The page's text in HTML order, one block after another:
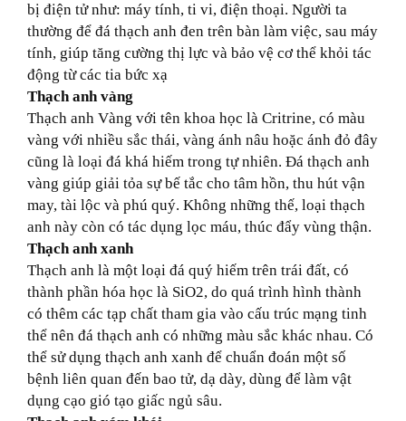
bị điện tử như: máy tính, ti vi, điện thoại. Người ta
thường để đá thạch anh đen trên bàn làm việc, sau máy
tính, giúp tăng cường thị lực và bảo vệ cơ thể khỏi tác
động từ các tia bức xạ
Thạch anh vàng
Thạch anh Vàng với tên khoa học là Critrine, có màu
vàng với nhiều sắc thái, vàng ánh nâu hoặc ánh đỏ đây
cũng là loại đá khá hiếm trong tự nhiên. Đá thạch anh
vàng giúp giải tỏa sự bế tắc cho tâm hồn, thu hút vận
may, tài lộc và phú quý. Không những thế, loại thạch
anh này còn có tác dụng lọc máu, thúc đẩy vùng thận.
Thạch anh xanh
Thạch anh là một loại đá quý hiếm trên trái đất, có
thành phần hóa học là SiO2, do quá trình hình thành
có thêm các tạp chất tham gia vào cấu trúc mạng tinh
thể nên đá thạch anh có những màu sắc khác nhau. Có
thể sử dụng thạch anh xanh để chuẩn đoán một số
bệnh liên quan đến bao tử, dạ dày, dùng để làm vật
dụng cạo gió tạo giấc ngủ sâu.